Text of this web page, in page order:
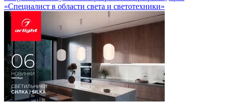
«Специалист в области света и светотехники»